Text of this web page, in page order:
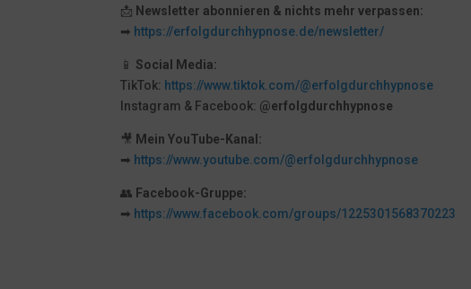
📩 Newsletter abonnieren & nichts mehr verpassen:
➡ https://erfolgdurchhypnose.de/newsletter/
📱 Social Media:
TikTok: https://www.tiktok.com/@erfolgdurchhypnose
Instagram & Facebook: @erfolgdurchhypnose
🎥 Mein YouTube-Kanal:
➡ https://www.youtube.com/@erfolgdurchhypnose
👥 Facebook-Gruppe:
➡ https://www.facebook.com/groups/1225301568370223